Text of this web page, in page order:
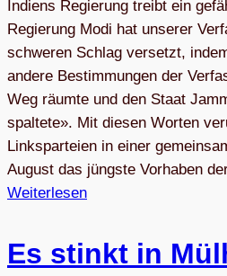
Indiens Regierung treibt ein
Regierung Modi hat unserer
schweren Schlag versetzt,
andere Bestimmungen der
Weg räumte und den Staat
spaltete». Mit diesen Worten
Linksparteien in einer
August das jüngste Vorhaben
Weiterlesen
Es stinkt in